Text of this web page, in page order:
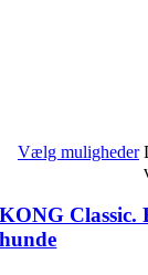
Vælg muligheder
KONG Classic.
hunde